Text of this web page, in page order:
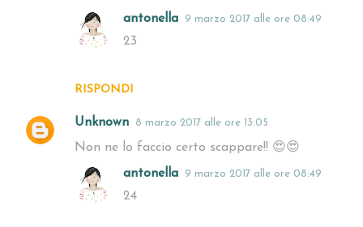
RISPONDI
antonella 9 marzo 2017 alle ore 08:49
23
Unknown 8 marzo 2017 alle ore 13:05
Non ne lo faccio certo scappare!! 😍😍
antonella 9 marzo 2017 alle ore 08:49
24